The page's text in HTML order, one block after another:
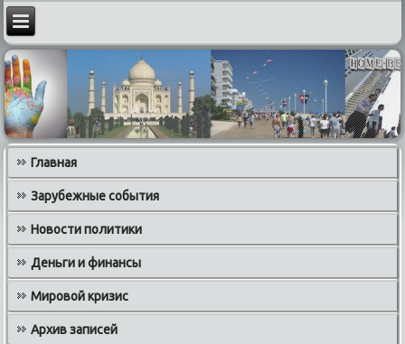
Главная
Зарубежные события
Новости политики
Деньги и финансы
Мировой кризис
Архив записей